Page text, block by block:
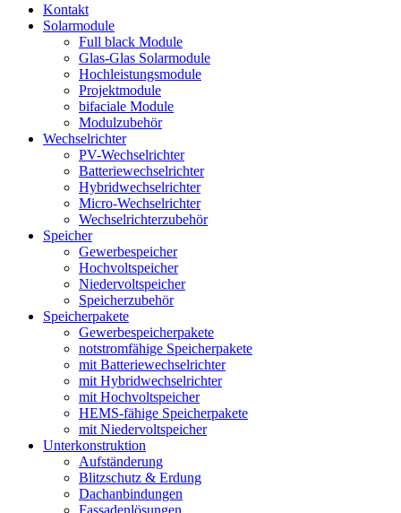
Kontakt
Solarmodule
Full black Module
Glas-Glas Solarmodule
Hochleistungsmodule
Projektmodule
bifaciale Module
Modulzubehör
Wechselrichter
PV-Wechselrichter
Batteriewechselrichter
Hybridwechselrichter
Micro-Wechselrichter
Wechselrichterzubehör
Speicher
Gewerbespeicher
Hochvoltspeicher
Niedervoltspeicher
Speicherzubehör
Speicherpakete
Gewerbespeicherpakete
notstromfähige Speicherpakete
mit Batteriewechselrichter
mit Hybridwechselrichter
mit Hochvoltspeicher
HEMS-fähige Speicherpakete
mit Niedervoltspeicher
Unterkonstruktion
Aufständerung
Blitzschutz & Erdung
Dachanbindungen
Fassadenlösungen